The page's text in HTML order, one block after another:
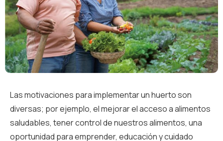
Las motivaciones para implementar un huerto son
diversas; por ejemplo, el mejorar el acceso a alimentos
saludables, tener control de nuestros alimentos, una
oportunidad para emprender, educación y cuidado